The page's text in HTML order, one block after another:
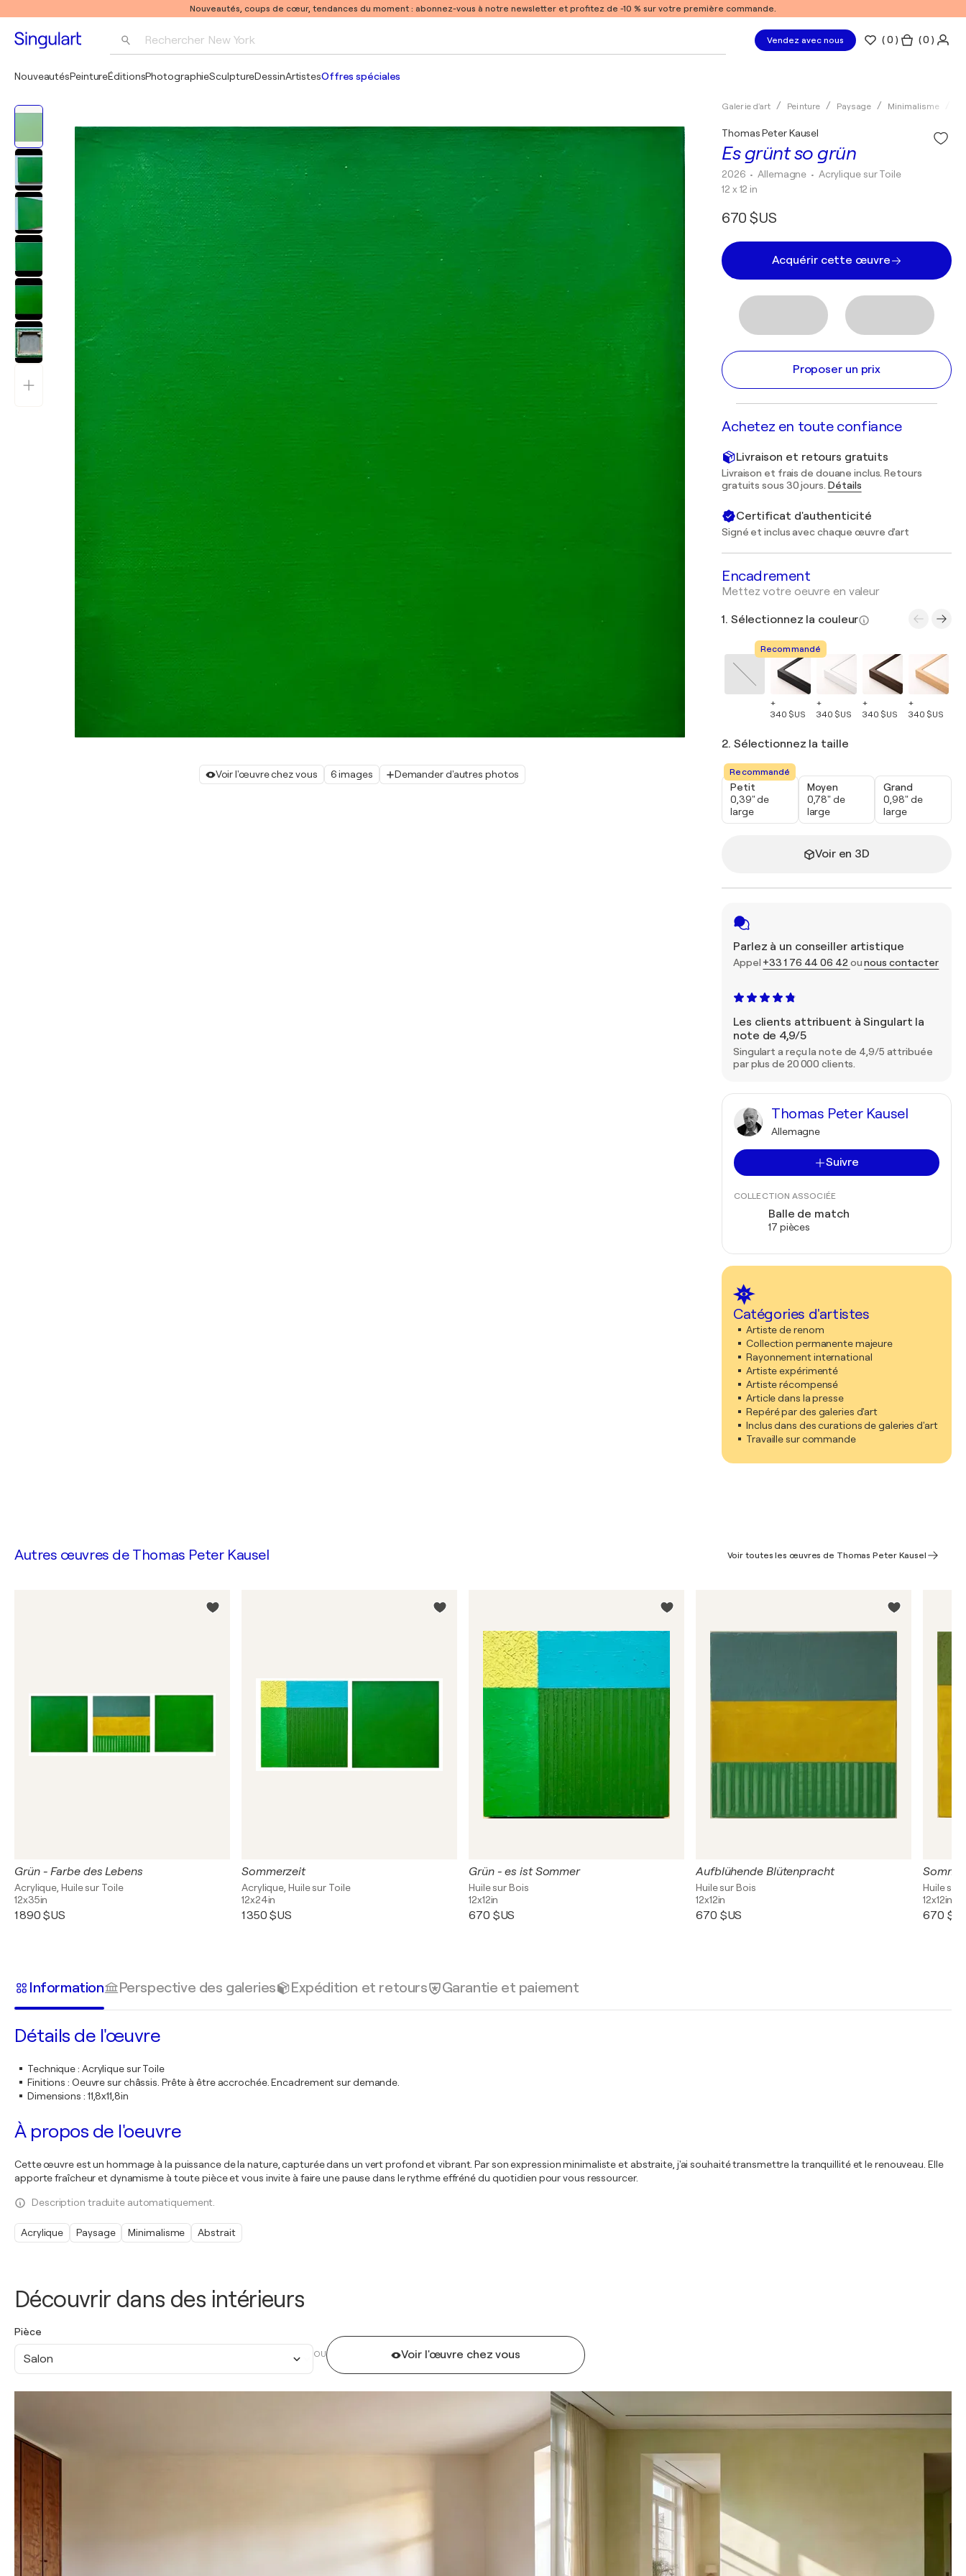
Nouveautés, coups de cœur, tendances du moment : abonnez-vous à notre newsletter et profitez de -10 % sur votre première commande.
Rechercher New York
Pablo Picasso
Vendez avec nous (0 ) ( 0 )
NouveautésPeintureÉditionsPhotographieSculptureDessinArtistesOffres spéciales
Voir l'œuvre chez vous 6 images Demander d'autres photos
Galerie d'art Peinture Paysage Minimalisme
Es grünt so grün
Thomas Peter Kausel
2026 • Allemagne • Acrylique sur Toile
12 x 12 in
670 $US
Acquérir cette œuvre
Proposer un prix
Achetez en toute confiance
Livraison et retours gratuits
Livraison et frais de douane inclus. Retours
gratuits sous 30 jours. Détails
Certificat d'authenticité
Signé et inclus avec chaque œuvre d'art
Encadrement
Mettez votre oeuvre en valeur
1. Sélectionnez la couleur
Recommandé
+
340 $US
+
340 $US
+
340 $US
+
340 $US
2. Sélectionnez la taille
Recommandé
Petit
0,39" de
large
Moyen
0,78" de
large
Grand
0,98" de
large
Voir en 3D
Parlez à un conseiller artistique
Appel +33 1 76 44 06 42 ounous contacter
Les clients attribuent à Singulart la
note de 4,9/5
Singulart a reçu la note de 4,9/5 attribuée
par plus de 20 000 clients.
Thomas Peter Kausel
Allemagne
Suivre
COLLECTION ASSOCIÉE
Balle de match
17 pièces
Catégories d'artistes
Artiste de renom
Collection permanente majeure
Rayonnement international
Artiste expérimenté
Artiste récompensé
Article dans la presse
Repéré par des galeries d'art
Inclus dans des curations de galeries d'art
Travaille sur commande
Découvrir dans des intérieurs
Pièce
Salon OU Voir l'œuvre chez vous
Autres œuvres de Thomas Peter Kausel Voir toutes les œuvres de Thomas Peter Kausel
Grün - Farbe des Lebens
Acrylique, Huile sur Toile
12x35in
1 890 $US
Sommerzeit
Acrylique, Huile sur Toile
12x24in
1 350 $US
Grün - es ist Sommer
Huile sur Bois
12x12in
670 $US
Aufblühende Blütenpracht
Huile sur Bois
12x12in
670 $US
Huile sur
12x12in
670
Information Perspective des galeries Expédition et retours Garantie et paiement
Détails de l'œuvre
Technique: Acrylique sur Toile
Finitions : Oeuvre sur châssis. Prête à être accrochée. Encadrement sur demande.
Dimensions : 11,8x11,8in
À propos de l'oeuvre
Cette œuvre est un hommage à la puissance de la nature, capturée dans un vert profond et vibrant. Par son expression minimaliste et abstraite, j'ai souhaité transmettre la tranquillité et le renouveau. Elle
apporte fraîcheur et dynamisme à toute pièce et vous invite à faire une pause dans le rythme effréné du quotidien pour vous ressourcer.
Description traduite automatiquement.
Acrylique Paysage Minimalisme Abstrait